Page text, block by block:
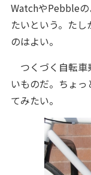
WatchやPebble
たいという。た
のはよい。
つくづく自転車
いものだ。ちょ
てみたい。